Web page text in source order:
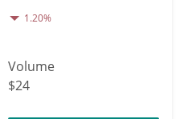
1.20%
Volume
$24